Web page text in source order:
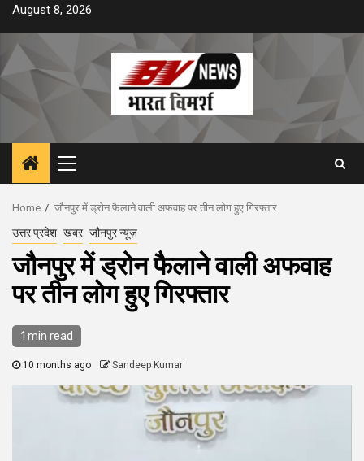
Skip
content
August 8, 2026
Primary
Menu
Home जौनपुर में ड्रोन फैलाने वाली अफवाह पर तीन लोग हुए गिरफ्तार
उत्तर प्रदेश खबर जौनपुर न्यूज़
जौनपुर में ड्रोन फैलाने वाली अफवाह
पर तीन लोग हुए गिरफ्तार
1 min read
10 months ago Sandeep Kumar